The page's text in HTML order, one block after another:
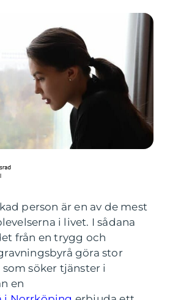
person är en av de mest
i livet. I sådana
från en trygg och
göra stor
söker tjänster i
en